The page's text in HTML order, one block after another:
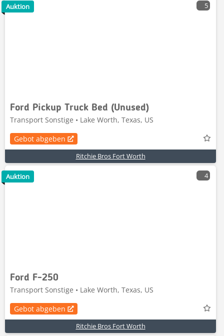
5
Ford Pickup Truck Bed (Unused)
Transport Sonstige • Lake Worth, Texas, US
Gebot abgeben
Ritchie Bros Fort Worth
Auktion
4
Ford F-250
Transport Sonstige • Lake Worth, Texas, US
Gebot abgeben
Ritchie Bros Fort Worth
Auktion